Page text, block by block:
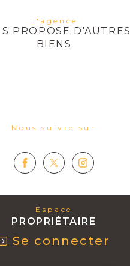
L'agence
PROPOSE D'AUTRES
BIENS
Nous suivre sur
Espace
PROPRIÉTAIRE
Se connecter